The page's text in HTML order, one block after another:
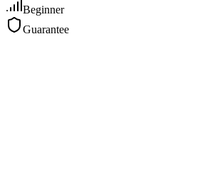
Beginner
Guarantee